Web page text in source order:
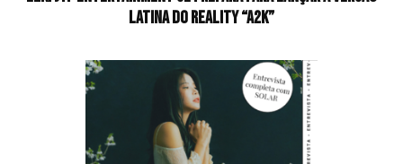
latina do reality “A2K”